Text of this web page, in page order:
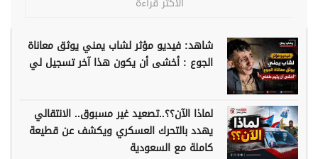
شاهد: فيديو مؤثر لشاب يمني يوثق معاناة
الجوع : أخشى أن يكون هذا آخر تسجيل لي
لماذا الآن؟؟..تصعيد غير مسبوق.. الانتقالي
يهدد بالتحرك العسكري ويكشف عن قطيعة
كاملة مع السعودية